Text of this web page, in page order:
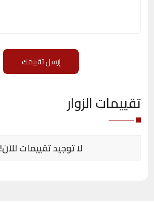
تقييمات الزوار
لا توجيد تقييمات للآن!